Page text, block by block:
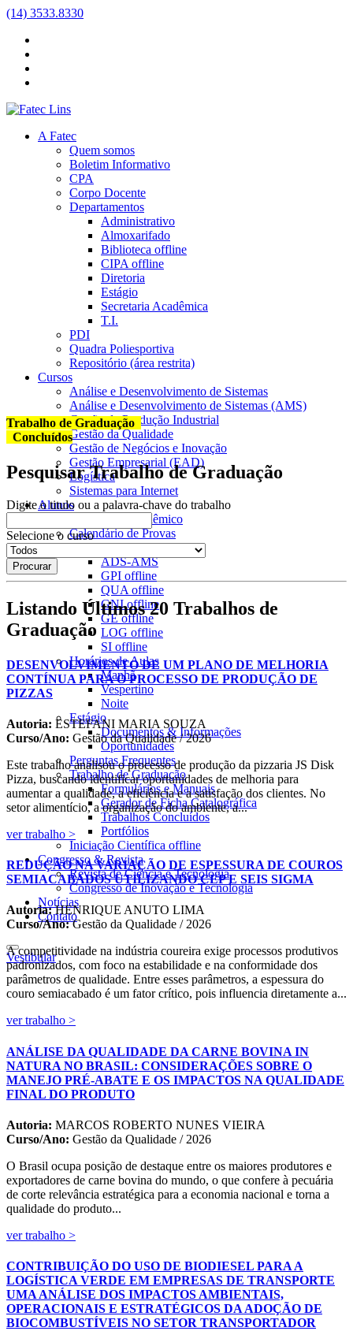
(14) 3533.8330
A Fatec
Quem somos
Boletim Informativo
CPA
Corpo Docente
Departamentos
Administrativo
Almoxarifado
Biblioteca offline
CIPA offline
Diretoria
Estágio
Secretaria Acadêmica
T.I.
PDI
Quadra Poliesportiva
Repositório (área restrita)
Cursos
Análise e Desenvolvimento de Sistemas
Análise e Desenvolvimento de Sistemas (AMS)
Gestão da Produção Industrial
Gestão da Qualidade
Gestão de Negócios e Inovação
Gestão Empresarial (EAD)
Logística
Sistemas para Internet
Alunos
Calendário Acadêmico
Calendário de Provas
ADSoffline
ADS-AMS
GPI offline
QUA offline
GNIoffline
GEoffline
LOG offline
SI offline
Horários de Aulas
Manhã
Vespertino
Noite
Estágio
Documentos & Informações
Oportunidades
Perguntas Frequentes
Trabalho de Graduação
Formulários e Manuais
Gerador de Ficha Catalográfica
Trabalhos Concluídos
Portfólios
Iniciação Científica offline
Congresso & Revista
Revista de Ciência e Tecnologia
Congresso de Inovação e Tecnologia
Notícias
Contato
Vestibular
Trabalho de Graduação
Concluídos
Pesquisar Trabalho de Graduação
Digite o titulo ou a palavra-chave do trabalho
Selecione o curso
Listando Últimos 20 Trabalhos de
Graduação
DESENVOLVIMENTO DE UM PLANO DE MELHORIA
CONTÍNUA PARA O PROCESSO DE PRODUÇÃO DE
PIZZAS
Autoria: ESTEFANI MARIA SOUZA
Curso/Ano: Gestão da Qualidade / 2026
Este trabalho analisou o processo de produção da pizzaria JS Disk
Pizza, buscando identificar oportunidades de melhoria para
aumentar a qualidade, a eficiência e a satisfação dos clientes. No
setor alimentício, a organização do ambiente, a...
ver trabalho >
REDUÇÃO NA VARIAÇÃO DE ESPESSURA DE COUROS
SEMIACABADOS UTILIZANDO CEP E SEIS SIGMA
Autoria:HENRIQUE ANUTO LIMA
Curso/Ano:Gestão da Qualidade / 2026
A competitividade na indústria coureira exige processos produtivos
padronizados, com foco na estabilidade e na conformidade dos
parâmetros de qualidade. Entre esses parâmetros, a espessura do
couro semiacabado é um fator crítico, pois influencia diretamente a...
ver trabalho >
ANÁLISE DA QUALIDADE DA CARNE BOVINA IN
NATURA NO BRASIL: CONSIDERAÇÕES SOBRE O
MANEJO PRÉ-ABATE E OS IMPACTOS NA QUALIDADE
FINAL DO PRODUTO
Autoria: MARCOS ROBERTO NUNES VIEIRA
Curso/Ano: Gestão da Qualidade / 2026
O Brasil ocupa posição de destaque entre os maiores produtores e
exportadores de carne bovina do mundo, o que confere à pecuária
de corte relevância estratégica para a economia nacional e torna a
qualidade do produto...
ver trabalho >
CONTRIBUIÇÃO DO USO DE BIODIESEL PARA A
LOGÍSTICA VERDE EM EMPRESAS DE TRANSPORTE
UMA ANÁLISE DOS IMPACTOS AMBIENTAIS,
OPERACIONAIS E ESTRATÉGICOS DA ADOÇÃO DE
BIOCOMBUSTÍVEIS NO SETOR TRANSPORTADOR